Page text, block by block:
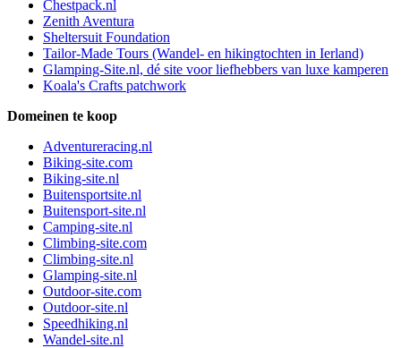
Chestpack.nl
Zenith Aventura
Sheltersuit Foundation
Tailor-Made Tours (Wandel- en hikingtochten in Ierland)
Glamping-Site.nl, dé site voor liefhebbers van luxe kamperen
Koala's Crafts patchwork
Domeinen te koop
Adventureracing.nl
Biking-site.com
Biking-site.nl
Buitensportsite.nl
Buitensport-site.nl
Camping-site.nl
Climbing-site.com
Climbing-site.nl
Glamping-site.nl
Outdoor-site.com
Outdoor-site.nl
Speedhiking.nl
Wandel-site.nl